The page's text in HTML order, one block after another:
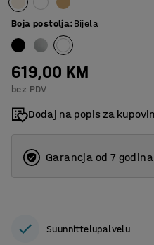
Boja postolja:Bijela
619,00 KM
bez PDV
Dodaj na popis za
Garancja od 7 godina
Suunnittelupalvelu